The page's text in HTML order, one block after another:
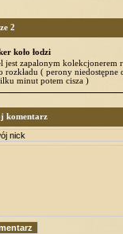
2
koło łodzi
jest zapalonym kolekcjonerem
rozkładu ( perony
minut potem cisza )
komentarz